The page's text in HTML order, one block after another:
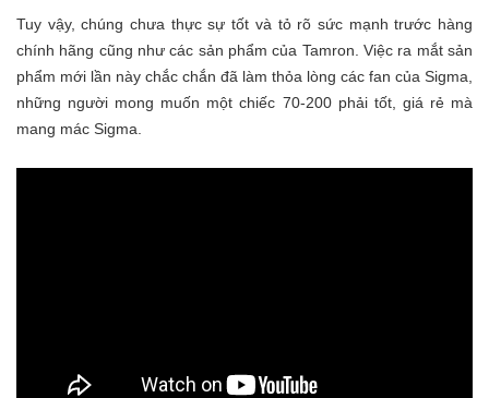
Tuy vậy, chúng chưa thực sự tốt và tỏ rõ sức mạnh trước hàng
chính hãng cũng như các sản phẩm của Tamron. Việc ra mắt sản
phẩm mới lần này chắc chắn đã làm thỏa lòng các fan của Sigma,
những người mong muốn một chiếc 70-200 phải tốt, giá rẻ mà
mang mác Sigma.